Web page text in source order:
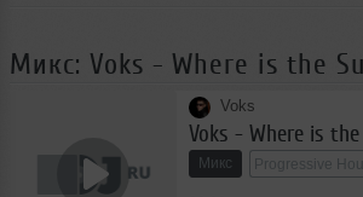
Микс: Voks - Where is the
Voks
Voks - Where is the
Микс Progressive